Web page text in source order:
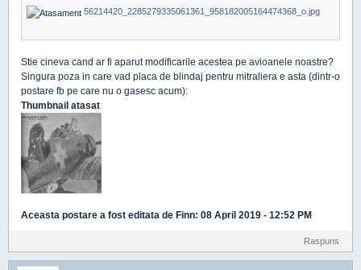
56214420_2285279335061361_958182005164474368_o.jpg
Stie cineva cand ar fi aparut modificarile acestea pe avioanele noastre?
Singura poza in care vad placa de blindaj pentru mitraliera e asta (dintr-o
postare fb pe care nu o gasesc acum):
Thumbnail atasat
Aceasta postare a fost editata de Finn: 08 April 2019 - 12:52 PM
Raspuns